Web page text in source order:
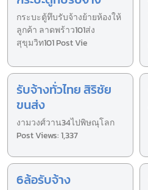
กระบะตู้ทึบรับจ้างย้ายห้องให้
ลูกค้า ลาดพร้าว101ส่ง
สุขุมวิท101 Post Vie
รับจ้างทั่วไทย สิริชัย
ขนส่ง
งามวงศ์วาน34ไปพิษณุโลก
Post Views: 1,337
6ล้อรับจ้าง